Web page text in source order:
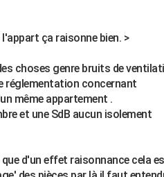
ça raisonne bien. >
choses genre bruits de
réglementation concernant
même appartement .
et une SdB aucun isolement
d'un effet raisonnance cela